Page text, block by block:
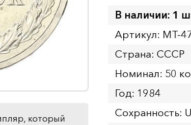
который
В наличии: 1
Артикул: MT-
Страна: СССР
Номинал: 50
Год: 1984
Сохранность: